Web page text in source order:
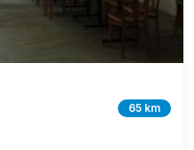
65 km